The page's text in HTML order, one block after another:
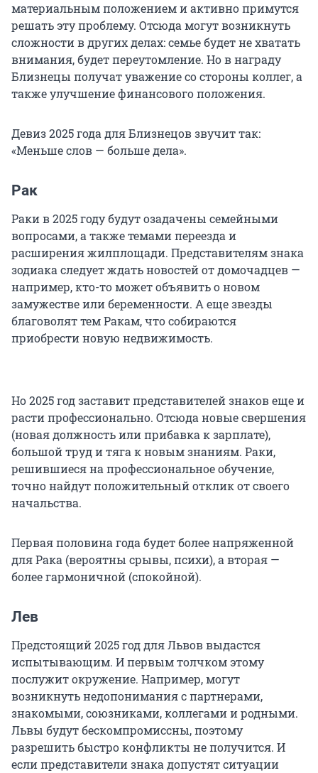
материальным положением и активно примутся
решать эту проблему. Отсюда могут возникнуть
сложности в других делах: семье будет не хватать
внимания, будет переутомление. Но в награду
Близнецы получат уважение со стороны коллег, а
также улучшение финансового положения.
Девиз 2025 года для Близнецов звучит так:
«Меньше слов — больше дела».
Рак
Раки в 2025 году будут озадачены семейными
вопросами, а также темами переезда и
расширения жилплощади. Представителям знака
зодиака следует ждать новостей от домочадцев —
например, кто-то может объявить о новом
замужестве или беременности. А еще звезды
благоволят тем Ракам, что собираются
приобрести новую недвижимость.
Но 2025 год заставит представителей знаков еще и
расти профессионально. Отсюда новые свершения
(новая должность или прибавка к зарплате),
большой труд и тяга к новым знаниям. Раки,
решившиеся на профессиональное обучение,
точно найдут положительный отклик от своего
начальства.
Первая половина года будет более напряженной
для Рака (вероятны срывы, психи), а вторая —
более гармоничной (спокойной).
Лев
Предстоящий 2025 год для Львов выдастся
испытывающим. И первым толчком этому
послужит окружение. Например, могут
возникнуть недопонимания с партнерами,
знакомыми, союзниками, коллегами и родными.
Львы будут бескомпромиссны, поэтому
разрешить быстро конфликты не получится. И
если представители знака допустят ситуации